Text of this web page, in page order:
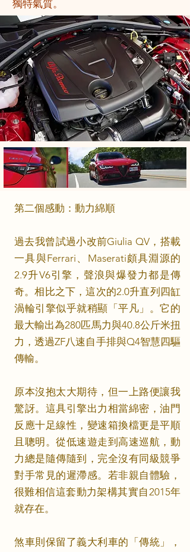
獨特氣質。
第二個感動：動力綿順
過去我曾試過小改前Giulia QV，搭載
一具與Ferrari、Maserati頗具淵源的
2.9升V6引擎，聲浪與爆發力都是傳
奇。相比之下，這次的2.0升直列四缸
渦輪引擎似乎就稍顯「平凡」。它的
最大輸出為280匹馬力與40.8公斤米扭
力，透過ZF八速自手排與Q4智慧四驅
傳輸。
原本沒抱太大期待，但一上路便讓我
驚訝。這具引擎出力相當綿密，油門
反應十足線性，變速箱換檔更是平順
且聰明。從低速遊走到高速巡航，動
力總是隨傳隨到，完全沒有同級競爭
對手常見的遲滯感。若非親自體驗，
很難相信這套動力架構其實自2015年
就存在。
煞車則保留了義大利車的「傳統」，